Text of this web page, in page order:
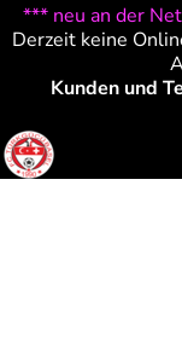
*** neu an der
Derzeit keine
Kunden und